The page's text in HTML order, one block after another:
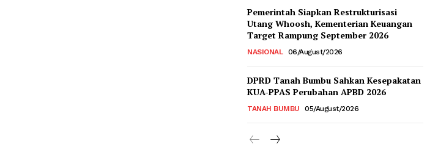
Pemerintah Siapkan Restrukturisasi
Utang Whoosh, Kementerian Keuangan
Target Rampung September 2026
NASIONAL 06/August/2026
DPRD Tanah Bumbu Sahkan Kesepakatan
KUA-PPAS Perubahan APBD 2026
TANAH BUMBU 05/August/2026